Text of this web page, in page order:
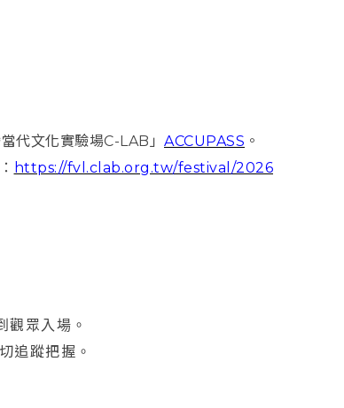
代文化實驗場C-LAB」 ACCUPASS 。
https://fvl.clab.org.tw/festival/2026
眾入場。
追蹤把握。